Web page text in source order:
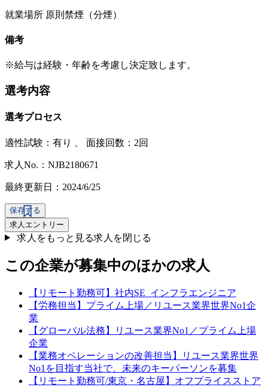
就業場所 原則禁煙（分煙）
備考
※給与は経験・年齢を考慮し決定致します。
選考内容
選考プロセス
適性試験： 有り 面接回数：2回
求人No.：NJB2180671
最終更新日：2024/6/25
保存する
求人エントリー
求人をもっと見る求人を閉じる
この企業が募集中のほかの求人
【リモート勤務可】社内SE_インフラエンジニア
【労務担当】プライム上場／リユース業界世界No1企
業
【グローバル法務】リユース業界No1／プライム上場
企業
【業務オペレーションの改善担当】リユース業界世界
No1を目指す当社で、未来のキーパーソンを募集
【リモート勤務可/東京・名古屋】オフプライスストア